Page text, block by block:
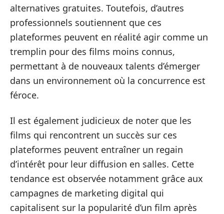
alternatives gratuites. Toutefois, d’autres
professionnels soutiennent que ces
plateformes peuvent en réalité agir comme un
tremplin pour des films moins connus,
permettant à de nouveaux talents d’émerger
dans un environnement où la concurrence est
féroce.
Il est également judicieux de noter que les
films qui rencontrent un succès sur ces
plateformes peuvent entraîner un regain
d’intérêt pour leur diffusion en salles. Cette
tendance est observée notamment grâce aux
campagnes de marketing digital qui
capitalisent sur la popularité d’un film après